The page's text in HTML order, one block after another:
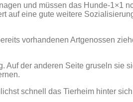
und müssen das Hunde-1×1
auf eine gute weitere
vorhandenen Artgenossen
der anderen Seite gruseln sie
schnell das Tierheim hinter